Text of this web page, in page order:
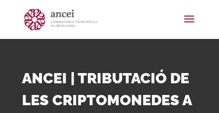
ANCEI | TRIBUTACIÓ DE
LES CRIPTOMONEDES A